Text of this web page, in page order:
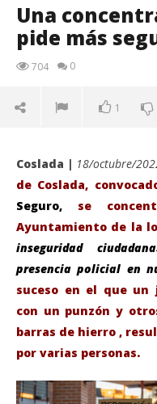
Una
pide más
704 0
1
Una concentración
en Coslada.
Coslada | 18/octubre/
de Coslada,
Seguro, se
Ayuntamiento de la
inseguridad
presencia policial en
suceso en el que un
con un punzón y
barras de hierro ,
por varias personas.